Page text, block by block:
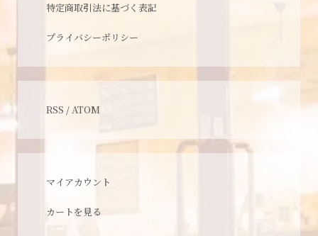
特定商取引法に基づく表記
プライバシーポリシー
RSS /ATOM
マイアカウント
カートを見る